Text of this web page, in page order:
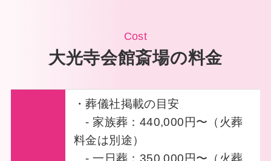
Cost
大光寺会館斎場の料金
・葬儀社掲載の目安
- 家族葬：440,000円〜（火葬
料金は別途）